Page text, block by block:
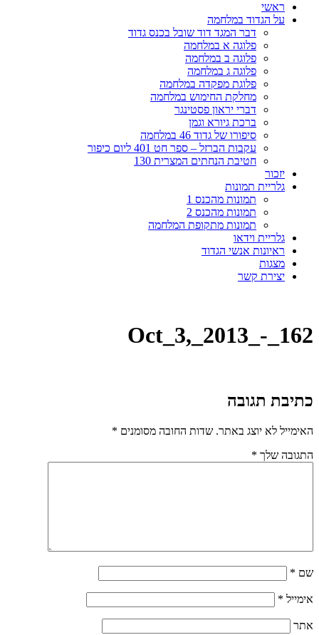
ראשי
על הגדוד במלחמה
דבר המגד דוד שובל בכנס גדוד
פלוגה א במלחמה
פלוגה ב במלחמה
פלוגה ג במלחמה
פלוגת מפקדה במלחמה
מחלקת החימוש במלחמה
דברי יראון פסטינגר
ברכת גיורא וגמן
סיפורו של גדוד 46 במלחמה
עקבות הברזל – ספר חט 401 ליום כיפור
חטיבת הנחתים המצרית 130
יזכור
גלריית תמונות
תמונות מהכנס 1
תמונות מהכנס 2
תמונות מתקופת המלחמה
גלריית וידאו
ראיונות אנשי הגדוד
מצגות
יצירת קשר
Oct_3,_2013_-_162
כתיבת תגובה
האימייל לא יוצג באתר. שדות החובה מסומנים *
התגובה שלך *
שם *
אימייל *
אתר